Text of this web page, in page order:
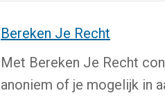
Bereken Je Recht
Met Bereken Je Recht
anoniem of je mogelijk in